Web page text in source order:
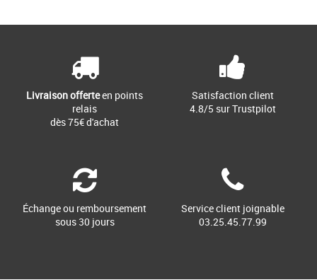
Livraison offerteen points
relais
dès 75€ d'achat
Satisfaction client
4.8/5 sur Trustpilot
Échange ou remboursement
sous 30 jours
Service client joignable
03.25.45.77.99